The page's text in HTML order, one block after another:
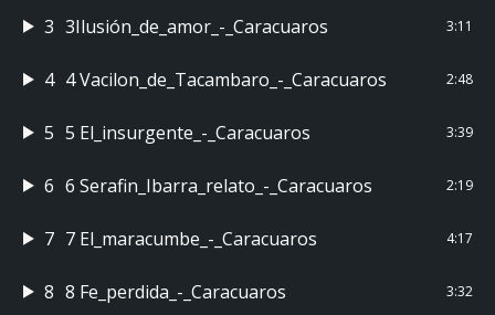
3 3Ilusión_de_amor_-_Caracuaros 3:11
4 4 Vacilon_de_Tacambaro_-_Caracuaros 2:48
5 5 El_insurgente_-_Caracuaros 3:39
6 6 Serafin_Ibarra_relato_-_Caracuaros 2:19
7 7 El_maracumbe_-_Caracuaros 4:17
8 8 Fe_perdida_-_Caracuaros 3:32